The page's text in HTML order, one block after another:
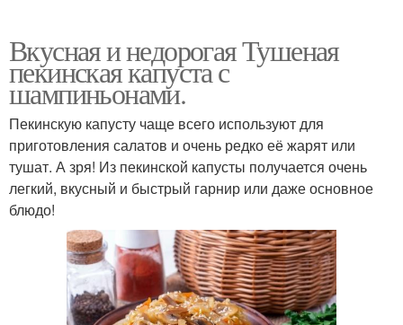
Вкусная и недорогая Тушеная
пекинская капуста с
шампиньонами.
Пекинскую капусту чаще всего используют для
приготовления салатов и очень редко её жарят или
тушат. А зря! Из пекинской капусты получается очень
легкий, вкусный и быстрый гарнир или даже основное
блюдо!